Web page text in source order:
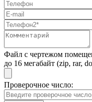
Файл с чертежом
до 16 мегабайт (zip, rar,
Проверочное число: